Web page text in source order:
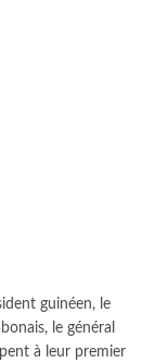
guinéen, le
le général
à leur premier